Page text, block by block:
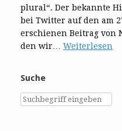
plural“. Der bekannte
bei Twitter auf den am
erschienen Beitrag von
den wir… Weiterlesen
Suche